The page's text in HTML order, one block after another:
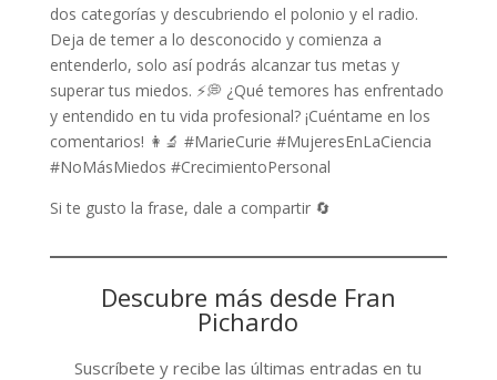
dos categorías y descubriendo el polonio y el radio.
Deja de temer a lo desconocido y comienza a
entenderlo, solo así podrás alcanzar tus metas y
superar tus miedos. ⚡️💭 ¿Qué temores has enfrentado
y entendido en tu vida profesional? ¡Cuéntame en los
comentarios! 👩‍🔬 #MarieCurie #MujeresEnLaCiencia
#NoMásMiedos #CrecimientoPersonal
Si te gusto la frase, dale a compartir 🔄
Descubre más desde Fran
Pichardo
Suscríbete y recibe las últimas entradas en tu